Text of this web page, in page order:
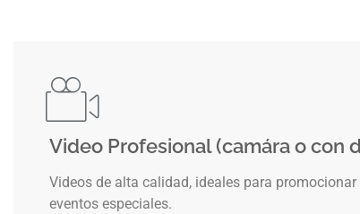
Video Profesional (camára o con
Videos de alta calidad, ideales para
eventos especiales.